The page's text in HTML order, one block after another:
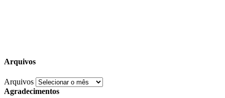
Arquivos
Arquivos
Agradecimentos